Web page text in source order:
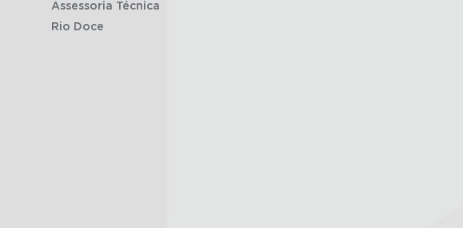
Assessoria Técnica
Rio Doce